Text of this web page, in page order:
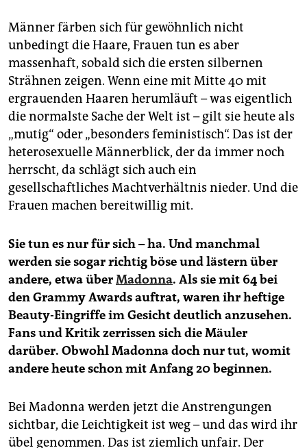
Männer färben sich für gewöhnlich nicht
unbedingt die Haare, Frauen tun es aber
massenhaft, sobald sich die ersten silbernen
Strähnen zeigen. Wenn eine mit Mitte 40 mit
ergrauenden Haaren herumläuft – was eigentlich
die normalste Sache der Welt ist – gilt sie heute als
„mutig“ oder „besonders feministisch“. Das ist der
heterosexuelle Männerblick, der da immer noch
herrscht, da schlägt sich auch ein
gesellschaftliches Machtverhältnis nieder. Und die
Frauen machen bereitwillig mit.
Sie tun es nur für sich – ha. Und manchmal
werden sie sogar richtig böse und lästern über
andere, etwa überMadonna. Als sie mit 64 bei
den Grammy Awards auftrat, waren ihr heftige
Beauty-Eingriffe im Gesicht deutlich anzusehen.
Fans und Kritik zerrissen sich die Mäuler
darüber. Obwohl Madonna doch nur tut, womit
andere heute schon mit Anfang 20 beginnen.
Bei Madonna werden jetzt die Anstrengungen
sichtbar, die Leichtigkeit ist weg – und das wird ihr
übel genommen. Das ist ziemlich unfair. Der